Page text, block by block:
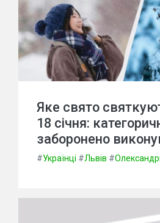
Яке свято
18 січня:
заборонено
#Українці #Львів #